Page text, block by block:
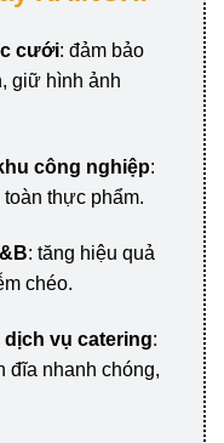
cưới: đảm bảo
giữ hình ảnh
công nghiệp:
thực phẩm.
: tăng hiệu quả
chéo.
vụ catering:
đĩa nhanh chóng,